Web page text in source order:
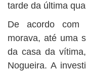
tarde da última
De acordo com
morava, até uma
da casa da
Nogueira. A